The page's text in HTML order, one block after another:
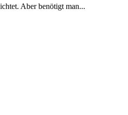
Aber benötigt man...